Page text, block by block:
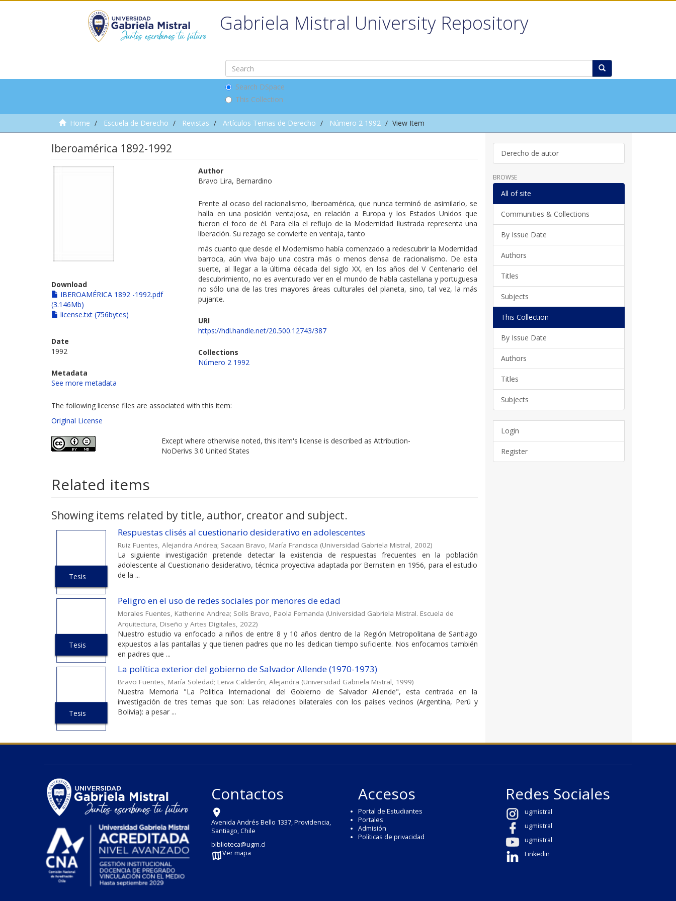
Gabriela Mistral University Repository
Search DSpace
This Collection
Home Escuela de Derecho Revistas Artículos Temas de Derecho Número 2 1992 View Item
Iberoamérica 1892-1992
Download
IBEROAMÉRICA 1892 -1992.pdf
(3.146Mb)
license.txt (756bytes)
Date
1992
Metadata
See more metadata
Author
Bravo Lira, Bernardino
Frente al ocaso del racionalismo, Iberoamérica, que nunca terminó de asimilarlo, se
halla en una posición ventajosa, en relación a Europa y los Estados Unidos que
fueron el foco de él. Para ella el reflujo de la Modernidad Ilustrada representa una
liberación. Su rezago se convierte en ventaja, tanto
más cuanto que desde el Modernismo había comenzado a redescubrir la Modernidad
barroca, aún viva bajo una costra más o menos densa de racionalismo. De esta
suerte, al llegar a la última década del siglo XX, en los años del V Centenario del
descubrimiento, no es aventurado ver en el mundo de habla castellana y portuguesa
no sólo una de las tres mayores áreas culturales del planeta, sino, tal vez, la más
pujante.
URI
https://hdl.handle.net/20.500.12743/387
Collections
Número 2 1992
The following license files are associated with this item:
Original License
Except where otherwise noted, this item's license is described as Attribution-
NoDerivs 3.0 United States
Related items
Showing items related by title, author, creator and subject.
Tesis
Respuestas clisés al cuestionario desiderativo en adolescentes
Ruiz Fuentes, Alejandra Andrea; Sacaan Bravo, María Francisca (Universidad Gabriela Mistral, 2002)
La siguiente investigación pretende detectar la existencia de respuestas frecuentes en la población
adolescente al Cuestionario desiderativo, técnica proyectiva adaptada por Bernstein en 1956, para el estudio
de la ...
Tesis
Peligro en el uso de redes sociales por menores de edad
Morales Fuentes, Katherine Andrea; Solís Bravo, Paola Fernanda (Universidad Gabriela Mistral. Escuela de
Arquitectura, Diseño y Artes Digitales, 2022)
Nuestro estudio va enfocado a niños de entre 8 y 10 años dentro de la Región Metropolitana de Santiago
expuestos a las pantallas y que tienen padres que no les dedican tiempo suficiente. Nos enfocamos también
en padres que ...
Tesis
La política exterior del gobierno de Salvador Allende (1970-1973)
Bravo Fuentes, María Soledad; Leiva Calderón, Alejandra (Universidad Gabriela Mistral 1999)
Nuestra Memoria "La Politica Internacional del Gobierno de Salvador Allende", esta centrada en la
investigación de tres temas que son: Las relaciones bilaterales con los países vecinos (Argentina, Perú y
Bolivia): a pesar ...
Derecho de autor
BROWSE
All of site
Communities & Collections
By Issue Date
Authors
Titles
Subjects
This Collection
By Issue Date
Authors
Titles
Subjects
Login
Register
Contactos
Avenida Andrés Bello 1337, Providencia,
Santiago, Chile
biblioteca@ugm.cl
Ver mapa
Accesos
Portal de Estudiantes
Portales
Admisión
Políticas de privacidad
Redes Sociales
ugmistral
ugmistral
ugmistral
Linkedin